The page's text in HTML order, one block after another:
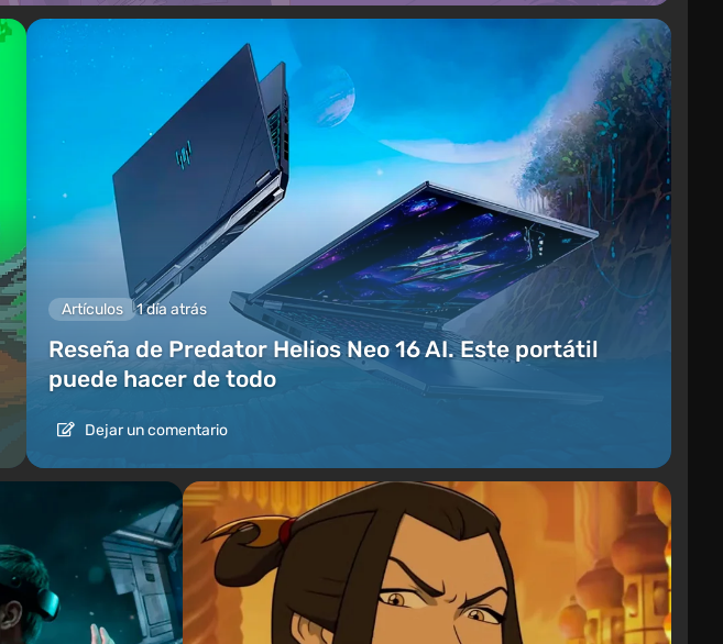
Artículos 1 día atrás
Reseña de Predator Helios Neo 16 AI. Este portátil
puede hacer de todo
Dejar un comentario